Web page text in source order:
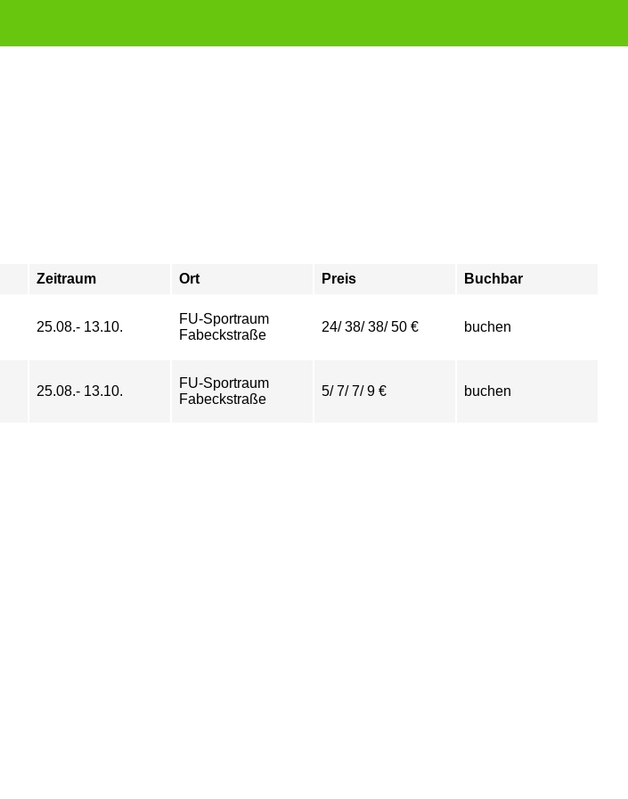
Zeitraum Ort Preis Buchbar
25.08.- 13.10.
FU-Sportraum
Fabeckstraße
24/ 38/ 38/ 50 € buchen
25.08.- 13.10.
FU-Sportraum
Fabeckstraße
5/ 7/ 7/ 9 € buchen